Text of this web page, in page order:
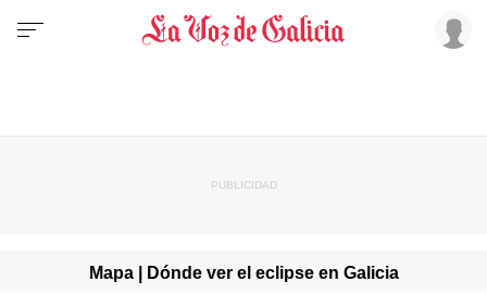
Mapa | Dónde ver el eclipse en Galicia